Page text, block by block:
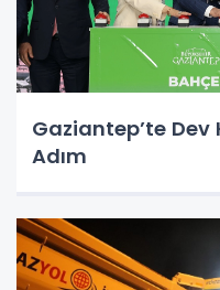
Gaziantep’te Dev
Adım